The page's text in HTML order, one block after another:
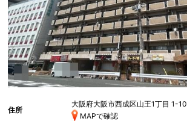
住所
大阪府大阪市西成区山王1丁目 1-10
MAPで確認